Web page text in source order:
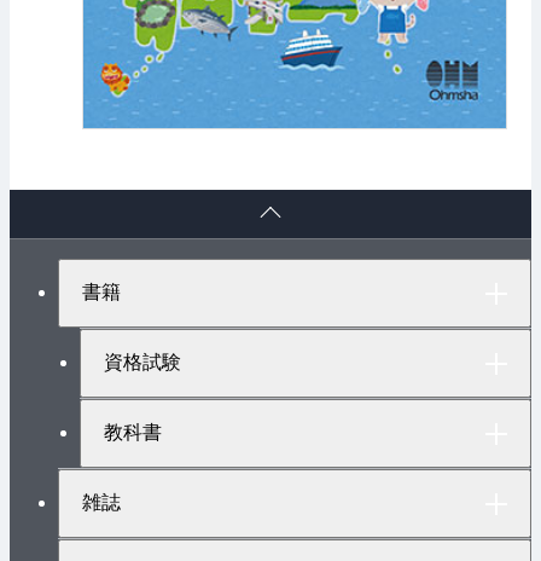
書籍
資格試験
教科書
雑誌